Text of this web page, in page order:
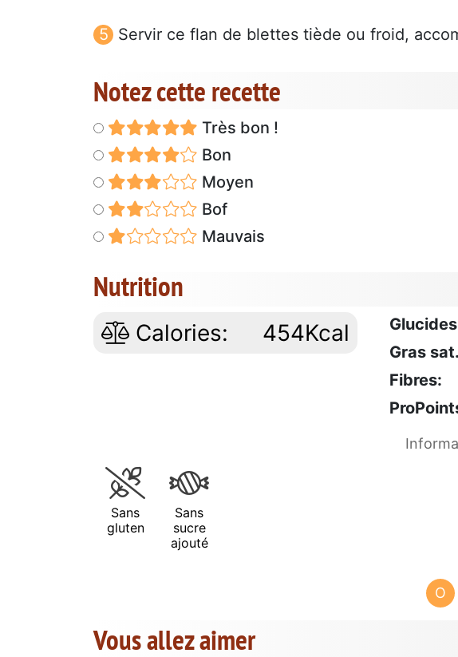
Servir ce flan de blettes tiède ou froid,
Notez cette recette
Très bon !
Bon
Moyen
Bof
Mauvais
Nutrition
Calories: 454Kcal
Gras
Fibres:
Sans
gluten
Sans
sucre
ajouté
O
Vous allez aimer